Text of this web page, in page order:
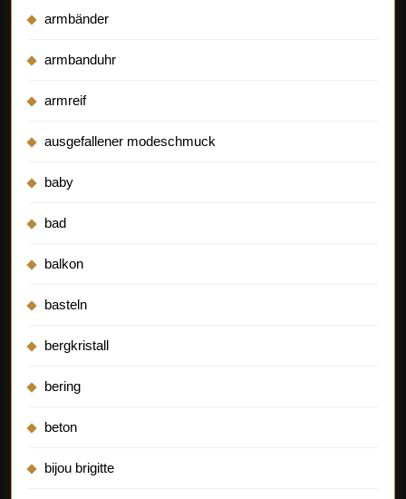
armbänder
armbanduhr
armreif
ausgefallener modeschmuck
baby
bad
balkon
basteln
bergkristall
bering
beton
bijou brigitte